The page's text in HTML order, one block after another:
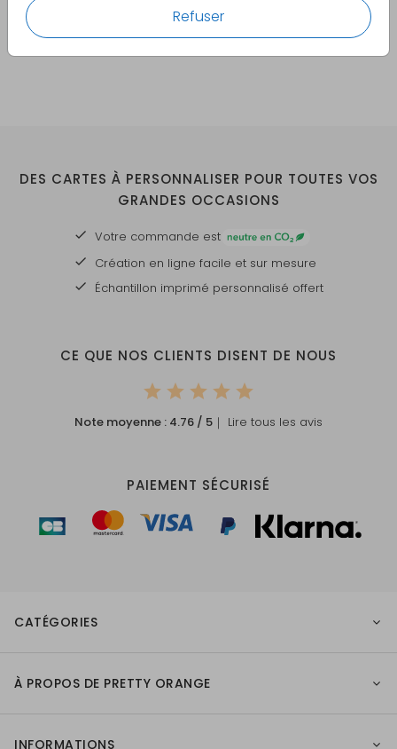
Refuser
DES CARTES À PERSONNALISER POUR TOUTES VOS
GRANDES OCCASIONS
Votre commande est
Création en ligne facile et sur mesure
Échantillon imprimé personnalisé offert
CE QUE NOS CLIENTS DISENT DE NOUS
Note moyenne : 4.76 / 5 ｜ Lire tous les avis
PAIEMENT SÉCURISÉ
CATÉGORIES
À PROPOS DE PRETTY ORANGE
INFORMATIONS